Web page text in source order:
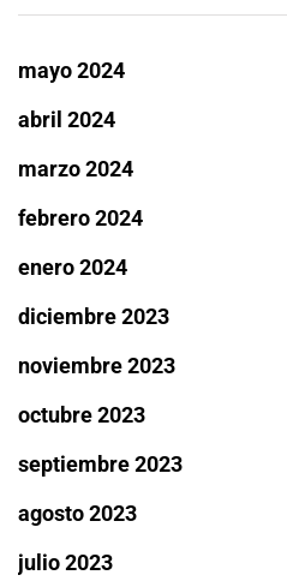
mayo 2024
abril 2024
marzo 2024
febrero 2024
enero 2024
diciembre 2023
noviembre 2023
octubre 2023
septiembre 2023
agosto 2023
julio 2023